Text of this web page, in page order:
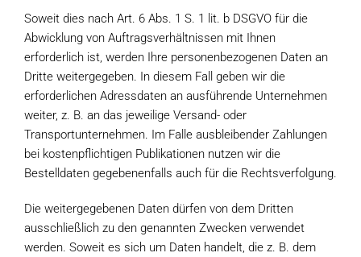
Soweit dies nach Art. 6 Abs. 1 S. 1 lit. b DSGVO für die
Abwicklung von Auftragsverhältnissen mit Ihnen
erforderlich ist, werden Ihre personenbezogenen Daten an
Dritte weitergegeben. In diesem Fall geben wir die
erforderlichen Adressdaten an ausführende Unternehmen
weiter, z. B. an das jeweilige Versand- oder
Transportunternehmen. Im Falle ausbleibender Zahlungen
bei kostenpflichtigen Publikationen nutzen wir die
Bestelldaten gegebenenfalls auch für die Rechtsverfolgung.
Die weitergegebenen Daten dürfen von dem Dritten
ausschließlich zu den genannten Zwecken verwendet
werden. Soweit es sich um Daten handelt, die z. B. dem